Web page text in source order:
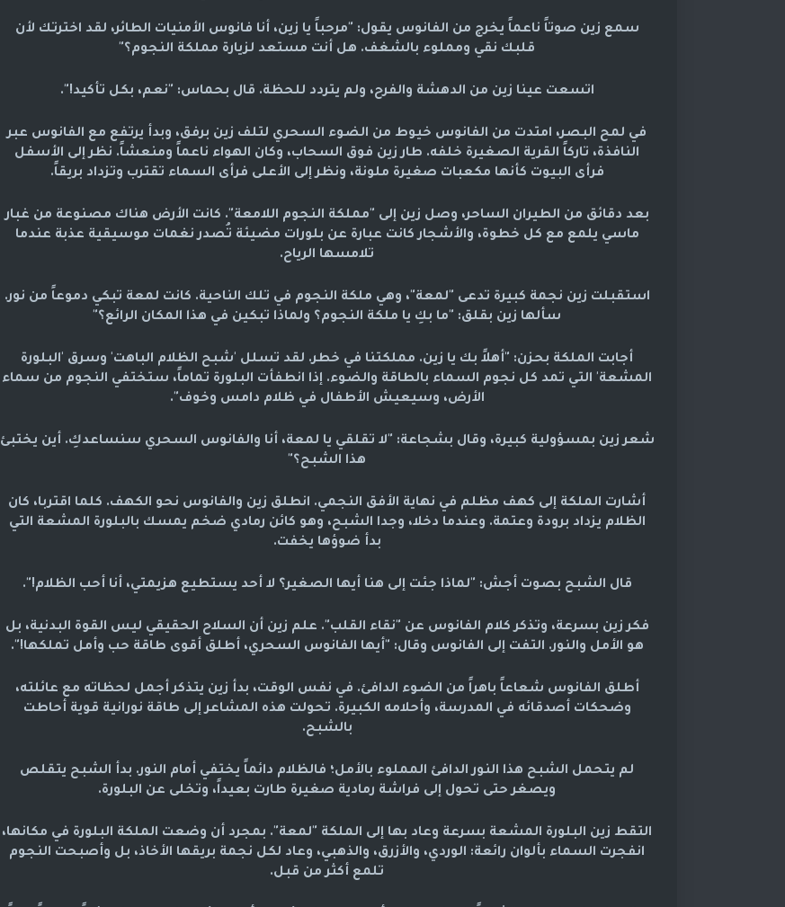
سمع زين صوتاً ناعماً يخرج من الفانوس يقول: "مرحباً يا زين، أنا فانوس الأمنيات الطائر، لقد اخترتك لأن
قلبك نقي ومملوء بالشغف. هل أنت مستعد لزيارة مملكة النجوم؟"
اتسعت عينا زين من الدهشة والفرح، ولم يتردد للحظة. قال بحماس: "نعم، بكل تأكيد!".
في لمح البصر، امتدت من الفانوس خيوط من الضوء السحري لتلف زين برفق، وبدأ يرتفع مع الفانوس عبر
النافذة، تاركاً القرية الصغيرة خلفه. طار زين فوق السحاب، وكان الهواء ناعماً ومنعشاً. نظر إلى الأسفل
فرأى البيوت كأنها مكعبات صغيرة ملونة، ونظر إلى الأعلى فرأى السماء تقترب وتزداد بريقاً.
بعد دقائق من الطيران الساحر، وصل زين إلى "مملكة النجوم اللامعة". كانت الأرض هناك مصنوعة من غبار
ماسي يلمع مع كل خطوة، والأشجار كانت عبارة عن بلورات مضيئة تُصدر نغمات موسيقية عذبة عندما
تلامسها الرياح.
استقبلت زين نجمة كبيرة تدعى "لمعة"، وهي ملكة النجوم في تلك الناحية. كانت لمعة تبكي دموعاً من نور.
سألها زين بقلق: "ما بكِ يا ملكة النجوم؟ ولماذا تبكين في هذا المكان الرائع؟"
أجابت الملكة بحزن: "أهلاً بك يا زين. مملكتنا في خطر. لقد تسلل 'شبح الظلام الباهت' وسرق 'البلورة
المشعة' التي تمد كل نجوم السماء بالطاقة والضوء. إذا انطفأت البلورة تماماً، ستختفي النجوم من سماء
الأرض، وسيعيش الأطفال في ظلام دامس وخوف".
شعر زين بمسؤولية كبيرة، وقال بشجاعة: "لا تقلقي يا لمعة، أنا والفانوس السحري سنساعدكِ. أين يختبئ
هذا الشبح؟"
أشارت الملكة إلى كهف مظلم في نهاية الأفق النجمي. انطلق زين والفانوس نحو الكهف. كلما اقتربا، كان
الظلام يزداد برودة وعتمة. وعندما دخلا، وجدا الشبح، وهو كائن رمادي ضخم يمسك بالبلورة المشعة التي
بدأ ضوؤها يخفت.
قال الشبح بصوت أجش: "لماذا جئت إلى هنا أيها الصغير؟ لا أحد يستطيع هزيمتي، أنا أحب الظلام!".
فكر زين بسرعة، وتذكر كلام الفانوس عن "نقاء القلب". علم زين أن السلاح الحقيقي ليس القوة البدنية، بل
هو الأمل والنور. التفت إلى الفانوس وقال: "أيها الفانوس السحري، أطلق أقوى طاقة حب وأمل تملكها!".
أطلق الفانوس شعاعاً باهراً من الضوء الدافئ. في نفس الوقت، بدأ زين يتذكر أجمل لحظاته مع عائلته،
وضحكات أصدقائه في المدرسة، وأحلامه الكبيرة. تحولت هذه المشاعر إلى طاقة نورانية قوية أحاطت
بالشبح.
لم يتحمل الشبح هذا النور الدافئ المملوء بالأمل؛ فالظلام دائماً يختفي أمام النور. بدأ الشبح يتقلص
ويصغر حتى تحول إلى فراشة رمادية صغيرة طارت بعيداً، وتخلى عن البلورة.
التقط زين البلورة المشعة بسرعة وعاد بها إلى الملكة "لمعة". بمجرد أن وضعت الملكة البلورة في مكانها،
انفجرت السماء بألوان رائعة: الوردي، والأزرق، والذهبي، وعاد لكل نجمة بريقها الأخاذ، بل وأصبحت النجوم
تلمع أكثر من قبل.